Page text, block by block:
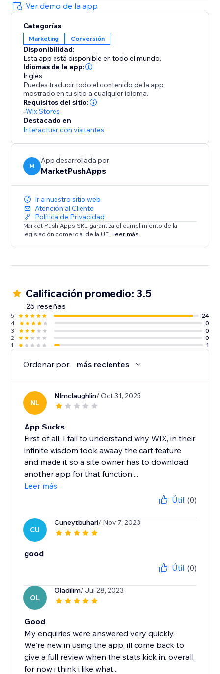
- El popup aparece cuando se hace clic en "Añadir al
carrito" o en Exit-Intent (cuando los clientes intentan
salir sin añadir nada al carrito).
- Cualquier usuario que se suscriba a las notificaciones
sin finalizar su pedido, recibirá SMS, WhatsApp o
mensajes Facebook en las siguientes 24 oras que le
recordaran el pedido olvidado.
Ver demo de la app
Categorías
Marketing Conversión
Disponibilidad:
Esta app está disponible en todo el mundo.
Idiomas de la app:
Inglés
Puedes traducir todo el contenido de la app
mostrado en tu sitio a cualquier idioma.
Requisitos del sitio:
-Wix Stores
Destacado en
Interactuar con visitantes
M
App desarrollada por
MarketPushApps
Ir a nuestro sitio web
Atención al Cliente
Política de Privacidad
Market Push Apps SRL garantiza el cumplimiento de la
legislación comercial de la UE. Leer más
Calificación promedio: 3.5
25 reseñas
5
24
4
0
3
0
2
0
1
1
Ordenar por: más recientes
NL
Nlmclaughlin/ Oct 31, 2025
App Sucks
First of all, I fail to understand why WIX, in their
infinite wisdom took awaay the cart feature
and made it so a site owner has to download
another app for that function....
Leer más
Útil (0)
CU
Cuneytbuhari/ Nov 7, 2023
good
Útil (0)
OL
Oladilim/ Jul 28, 2023
Good
My enquiries were answered very quickly.
We're new in using the app, ill come back to
give a full review when the stats kick in. overall,
for now i think i like what...